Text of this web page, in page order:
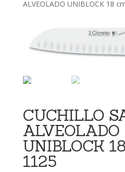
ALVEOLADO UNIBLOCK 18
CUCHILLO
ALVEOLADO
UNIBLOCK
1125